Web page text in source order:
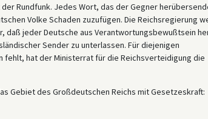
Rundfunk. Jedes Wort, das der Gegner
Volke Schaden zuzufügen. Die Reichsregierung
jeder Deutsche aus Verantwortungsbewußtsein
Sender zu unterlassen. Für diejenigen
hat der Ministerrat für die Reichsverteidigung die
Gebiet des Großdeutschen Reichs mit Gesetzeskraft: